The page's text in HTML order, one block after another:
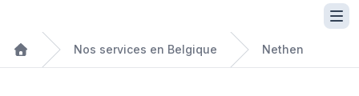
Nos services en Belgique Nethen